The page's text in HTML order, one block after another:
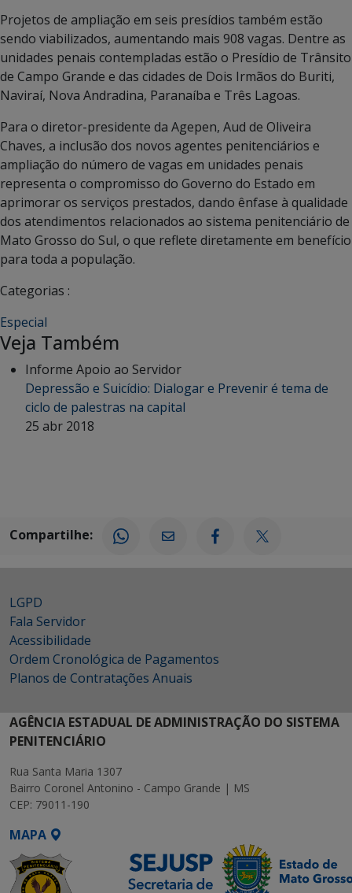
Projetos de ampliação em seis presídios também estão
sendo viabilizados, aumentando mais 908 vagas. Dentre as
unidades penais contempladas estão o Presídio de Trânsito
de Campo Grande e das cidades de Dois Irmãos do Buriti,
Naviraí, Nova Andradina, Paranaíba e Três Lagoas.
Para o diretor-presidente da Agepen, Aud de Oliveira
Chaves, a inclusão dos novos agentes penitenciários e
ampliação do número de vagas em unidades penais
representa o compromisso do Governo do Estado em
aprimorar os serviços prestados, dando ênfase à qualidade
dos atendimentos relacionados ao sistema penitenciário de
Mato Grosso do Sul, o que reflete diretamente em benefício
para toda a população.
Categorias :
Especial
Veja Também
Informe Apoio ao Servidor
Depressão e Suicídio: Dialogar e Prevenir é tema de
ciclo de palestras na capital
25 abr 2018
Compartilhe:
LGPD
Fala Servidor
Acessibilidade
Ordem Cronológica de Pagamentos
Planos de Contratações Anuais
AGÊNCIA ESTADUAL DE ADMINISTRAÇÃO DO SISTEMA
PENITENCIÁRIO
Rua Santa Maria 1307
Bairro Coronel Antonino - Campo Grande | MS
CEP: 79011-190
MAPA